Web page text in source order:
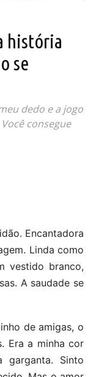
história
se
dedo e a jogo
consegue
Encantadora
Linda como
vestido branco,
A saudade se
de amigas, o
Era a minha cor
garganta. Sinto